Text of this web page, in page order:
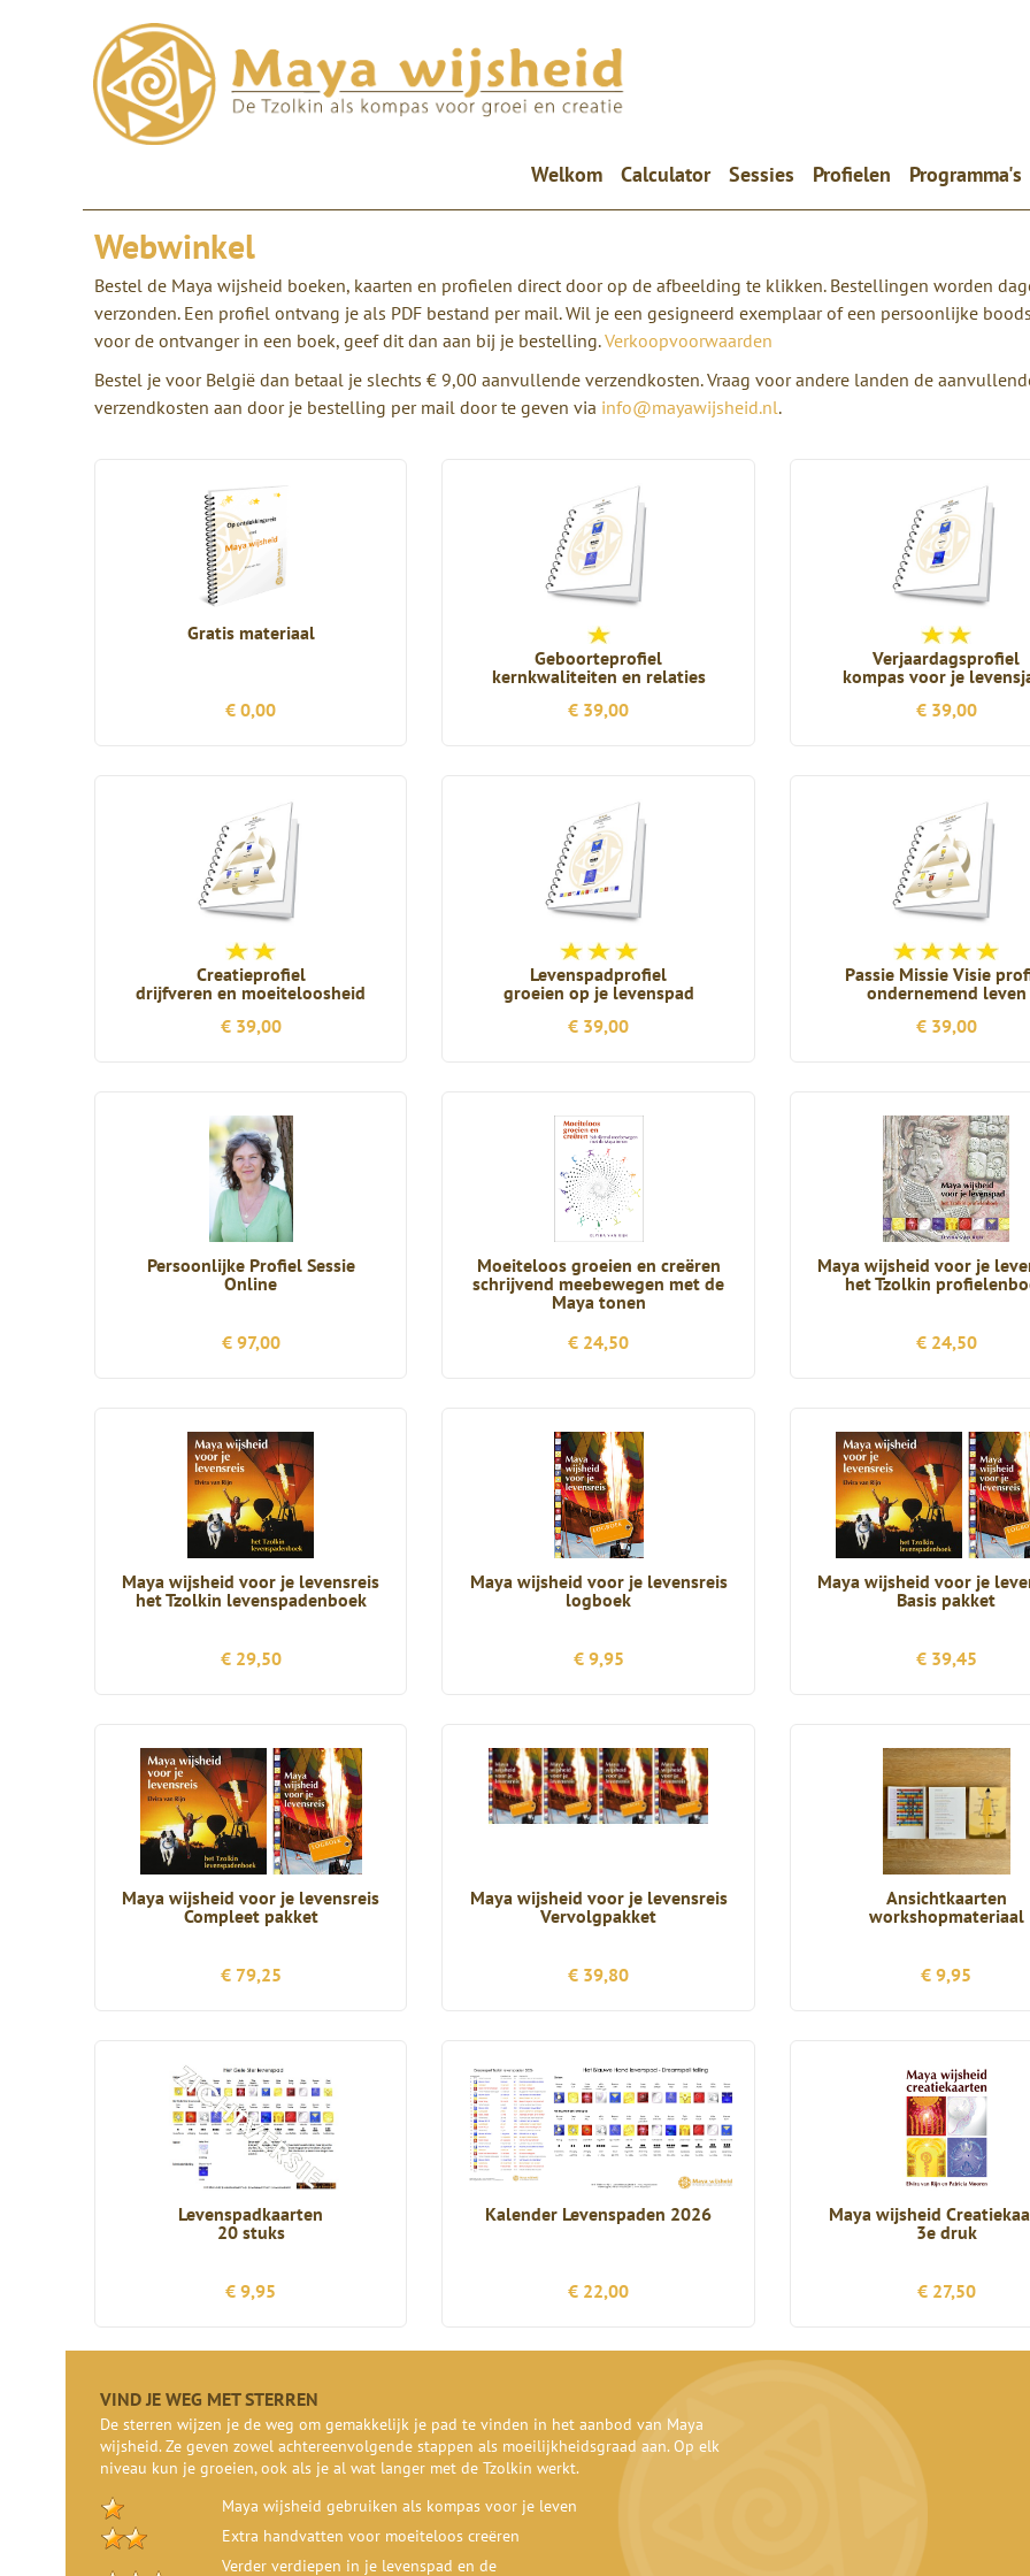
Welkom(current)
Calculator Sessies Profielen Programma's
Webwinkel
Bestel de Maya wijsheid boeken, kaarten en profielen direct door op de afbeelding te klikken. Bestellingen worden
verzonden. Een profiel ontvang je als PDF bestand per mail. Wil je een gesigneerd exemplaar of een persoonlijke
voor de ontvanger in een boek, geef dit dan aan bij je bestelling.Verkoopvoorwaarden
Bestel je voor België dan betaal je slechts € 9,00 aanvullende verzendkosten. Vraag voor andere landen de
verzendkosten aan door je bestelling per mail door te geven via info@mayawijsheid.nl.
Gratis materiaal
€ 0,00
Geboorteprofiel
kernkwaliteiten en relaties
€ 39,00
Verjaardagsprofiel
kompas voor je
€ 39,00
Creatieprofiel
drijfveren en moeiteloosheid
€ 39,00
Levenspadprofiel
groeien op je levenspad
€ 39,00
Passie Missie Visie
ondernemend leven
€ 39,00
Persoonlijke Profiel Sessie
Online
€ 97,00
Moeiteloos groeien en creëren
schrijvend meebewegen met de
Maya tonen
€ 24,50
Maya wijsheid voor je
het Tzolkin
€ 24,50
Maya wijsheid voor je levensreis
het Tzolkin levenspadenboek
€ 29,50
Maya wijsheid voor je levensreis
logboek
€ 9,95
Maya wijsheid voor je
Basis pakket
€ 39,45
Maya wijsheid voor je levensreis
Compleet pakket
€ 79,25
Maya wijsheid voor je levensreis
Vervolgpakket
€ 39,80
Ansichtkaarten
workshopmateriaal
€ 9,95
Levenspadkaarten
20 stuks
€ 9,95
Kalender Levenspaden 2026
€ 22,00
Maya wijsheid
3e druk
€ 27,50
VIND JE WEG MET STERREN
De sterren wijzen je de weg om gemakkelijk je pad te vinden in het aanbod van Maya
wijsheid. Ze geven zowel achtereenvolgende stappen als moeilijkheidsgraad aan. Op elk
niveau kun je groeien, ook als je al wat langer met de Tzolkin werkt.
Maya wijsheid gebruiken als kompas voor je leven
Extra handvatten voor moeiteloos creëren
Verder verdiepen in je levenspad en de